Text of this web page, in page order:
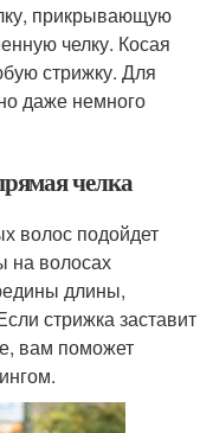
прикрывающую
челку. Косая
стрижку. Для
даже немного
челка
волос подойдет
на волосах
длины,
стрижка заставит
вам поможет